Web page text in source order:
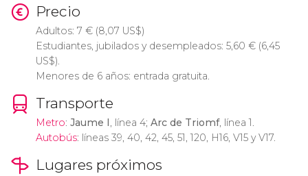
Precio
Adultos: 7 €(8,07 US$)
Estudiantes, jubilados y desempleados: 5,60 €(6,45
US$).
Menores de 6 años: entrada gratuita.
Transporte
Metro: Jaume I, línea 4; Arc de Triomf, línea 1.
Autobús: líneas 39, 40, 42, 45, 51, 120, H16, V15 y V17.
Lugares próximos